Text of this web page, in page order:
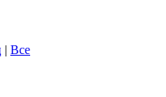
| Все